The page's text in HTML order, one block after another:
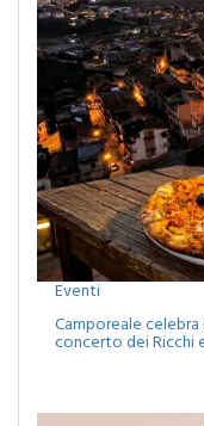
Eventi
Camporeale
concerto dei Ricchi